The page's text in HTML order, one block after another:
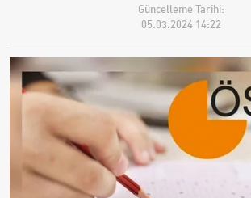
Güncelleme Tarihi:
05.03.2024 14:22